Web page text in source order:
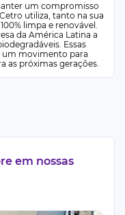
um compromisso
utiliza, tanto na sua
limpa e renovável.
da América Latina a
Essas
um movimento para
as próximas gerações.
em nossas